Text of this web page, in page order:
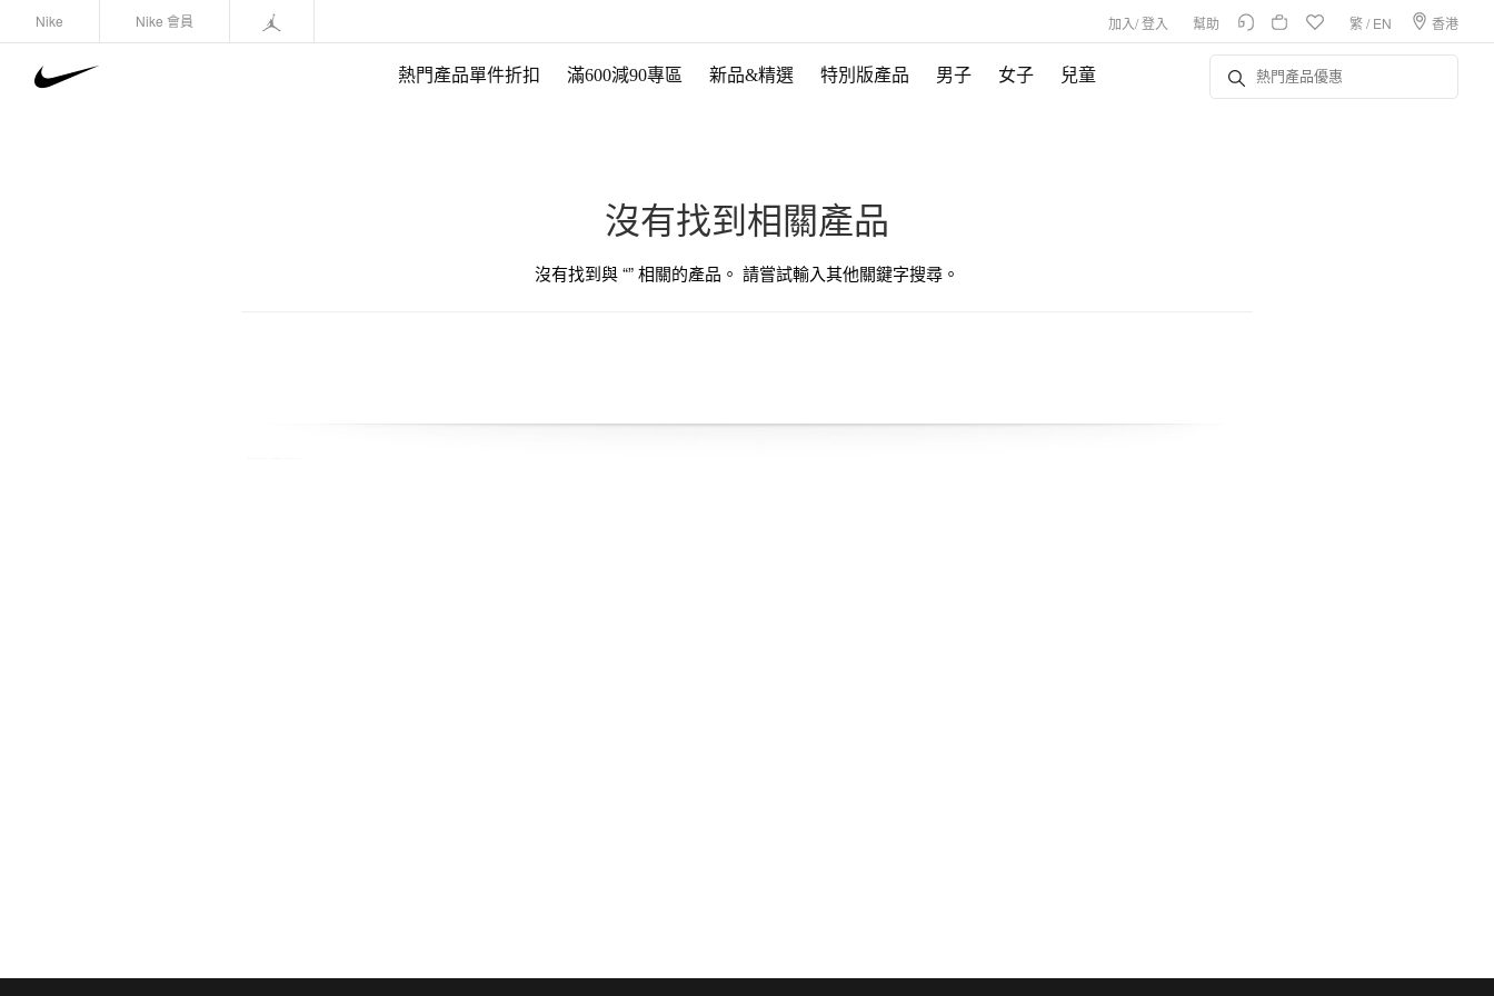
Nike Nike 會員 加入/登入 幫助 繁/ EN 香港
熱門產品單件折扣 滿600減90專區 新品&精選 特別版產品 男子 女子 兒童
沒有找到相關產品
沒有找到與 “” 相關的產品。 請嘗試輸入其他關鍵字搜尋。